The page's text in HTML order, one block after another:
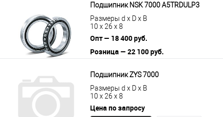
Подшипник NSK 7000 A5TRDULP3
Размеры d x D x B
10 x 26 x 8
Опт — 18 400 руб.
Розница — 22 100 руб.
Подшипник ZYS 7000
Размеры d x D x B
10 x 26 x 8
Цена по запросу